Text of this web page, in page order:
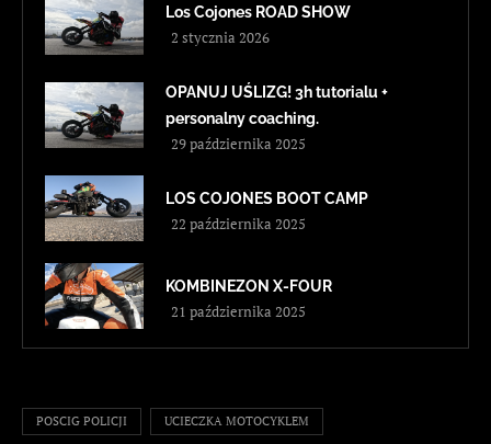
Los Cojones ROAD SHOW
2 stycznia 2026
OPANUJ UŚLIZG! 3h tutorialu +
personalny coaching.
29 października 2025
LOS COJONES BOOT CAMP
22 października 2025
KOMBINEZON X-FOUR
21 października 2025
POSCIG POLICJI UCIECZKA MOTOCYKLEM